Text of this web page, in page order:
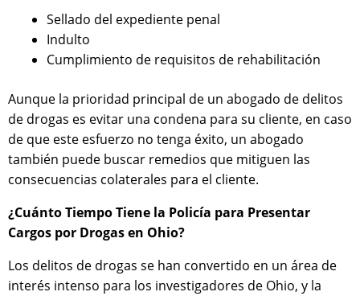
Sellado del expediente penal
Indulto
Cumplimiento de requisitos de rehabilitación
Aunque la prioridad principal de un abogado de delitos
de drogas es evitar una condena para su cliente, en caso
de que este esfuerzo no tenga éxito, un abogado
también puede buscar remedios que mitiguen las
consecuencias colaterales para el cliente.
¿Cuánto Tiempo Tiene la Policía para Presentar
Cargos por Drogas en Ohio?
Los delitos de drogas se han convertido en un área de
interés intenso para los investigadores de Ohio, y la